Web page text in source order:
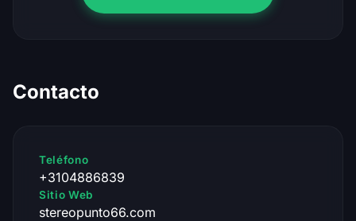
Contacto
Teléfono
+3104886839
Sitio Web
stereopunto66.com